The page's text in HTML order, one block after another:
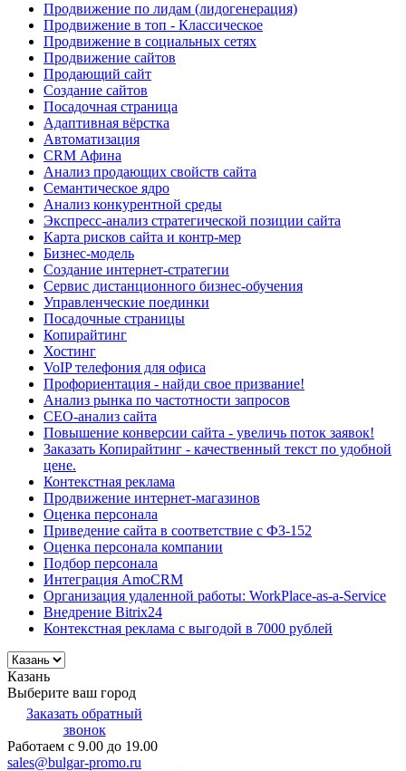
Продвижение по лидам (лидогенерация)
Продвижение в топ - Классическое
Продвижение в социальных сетях
Продвижение сайтов
Продающий сайт
Создание сайтов
Посадочная страница
Адаптивная вёрстка
Автоматизация
CRM Афина
Анализ продающих свойств сайта
Семантическое ядро
Анализ конкурентной среды
Экспресс-анализ стратегической позиции сайта
Карта рисков сайта и контр-мер
Бизнес-модель
Создание интернет-стратегии
Сервис дистанционного бизнес-обучения
Управленческие поединки
Посадочные страницы
Копирайтинг
Хостинг
VoIP телефония для офиса
Профориентация - найди свое призвание!
Анализ рынка по частотности запросов
СЕО-анализ сайта
Повышение конверсии сайта - увеличь поток заявок!
Заказать Копирайтинг - качественный текст по удобной
цене.
Контекстная реклама
Продвижение интернет-магазинов
Оценка персонала
Приведение сайта в соответствие с ФЗ-152
Оценка персонала компании
Подбор персонала
Интеграция AmoCRM
Организация удаленной работы: WorkPlace-as-a-Service
Внедрение Bitrix24
Контекстная реклама с выгодой в 7000 рублей
Казань
Выберите ваш город
Заказать обратный
звонок
Работаем с 9.00 до 19.00
sales@bulgar-promo.ru